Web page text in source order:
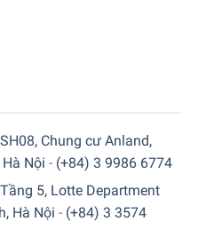
trình hoạt động
ứng tốt nhu cầu của gia
cả quần áo hàng ngày lẫn
cho phép sấy nhiều quần
và điện năng. Máy còn
chuyên biệt , đáp ứng
SH08, Chung cư Anland,
Nội - (+84) 3 9986 6774
Tầng 5, Lotte Department
Hà Nội - (+84) 3 3574